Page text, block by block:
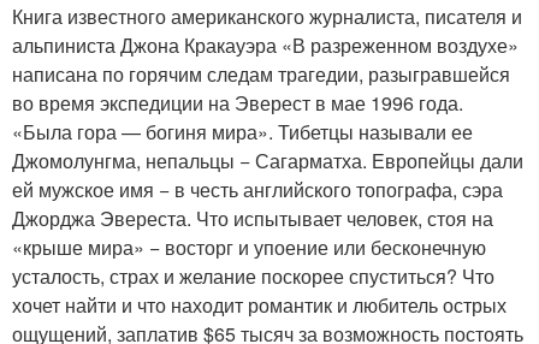
Книга известного американского журналиста, писателя и
альпиниста Джона Кракауэра «В разреженном воздухе»
написана по горячим следам трагедии, разыгравшейся
во время экспедиции на Эверест в мае 1996 года.
«Была гора — богиня мира». Тибетцы называли ее
Джомолунгма, непальцы − Сагарматха. Европейцы дали
ей мужское имя − в честь английского топографа, сэра
Джорджа Эвереста. Что испытывает человек, стоя на
«крыше мира» − восторг и упоение или бесконечную
усталость, страх и желание поскорее спуститься? Что
хочет найти и что находит романтик и любитель острых
ощущений, заплатив $65 тысяч за возможность постоять